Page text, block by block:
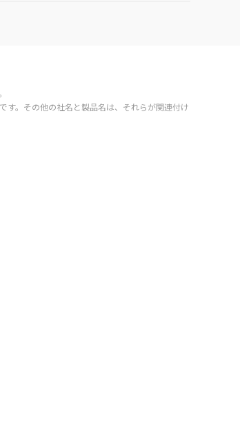
す。その他の社名と製品名は、それらが関連付け